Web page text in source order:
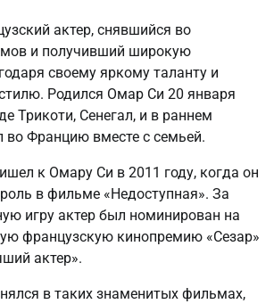
актер, снявшийся во
и получивший широкую
своему яркому таланту и
Родился Омар Си 20 января
Трикоти, Сенегал, и в раннем
во Францию вместе с семьей.
к Омару Си в 2011 году, когда он
в фильме «Недоступная». За
игру актер был номинирован на
французскую кинопремию «Сезар»
актер».
в таких знаменитых фильмах,